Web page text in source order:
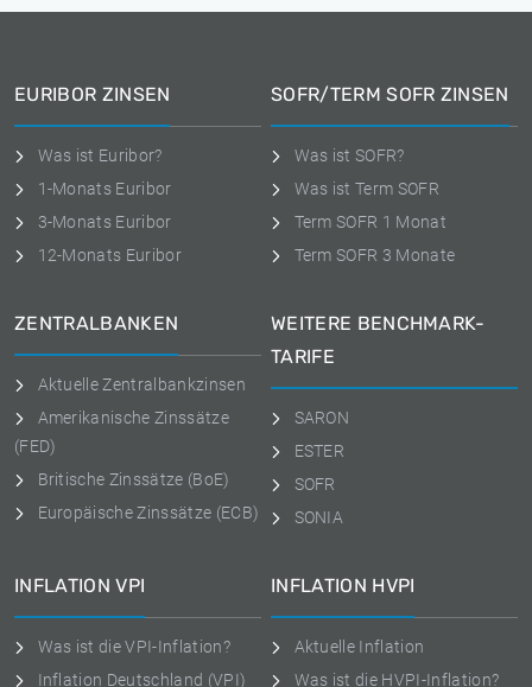
EURIBOR ZINSEN
Was ist Euribor?
1-Monats Euribor
3-Monats Euribor
12-Monats Euribor
SOFR/TERM SOFR ZINSEN
Was ist SOFR?
Was ist Term SOFR
Term SOFR 1 Monat
Term SOFR 3 Monate
ZENTRALBANKEN
Aktuelle Zentralbankzinsen
Amerikanische Zinssätze
(FED)
Britische Zinssätze (BoE)
Europäische Zinssätze (ECB)
WEITERE BENCHMARK-
TARIFE
SARON
ESTER
SOFR
SONIA
INFLATION VPI
Was ist die VPI-Inflation?
Inflation Deutschland (VPI)
INFLATION HVPI
Aktuelle Inflation
Was ist die HVPI-Inflation?